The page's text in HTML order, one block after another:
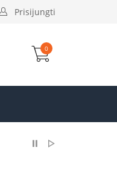
Prisijungti
0